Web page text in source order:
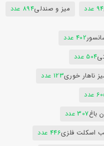
94 عدد میز و صندلی894 عدد
402 عدد
504 عدد
ناهار خوری123 عدد
عدد
باغ307 عدد
اسکلت فلزی446 عدد